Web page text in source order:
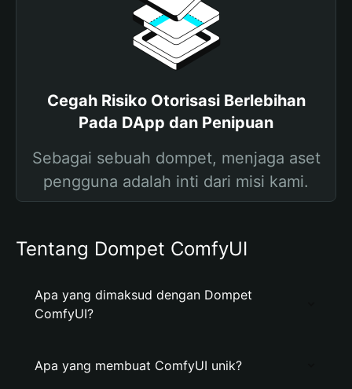
Cegah Risiko Otorisasi Berlebihan
Pada DApp dan Penipuan
Sebagai sebuah dompet, menjaga aset
pengguna adalah inti dari misi kami.
Tentang Dompet ComfyUI
Apa yang dimaksud dengan Dompet
ComfyUI?
Apa yang membuat ComfyUI unik?